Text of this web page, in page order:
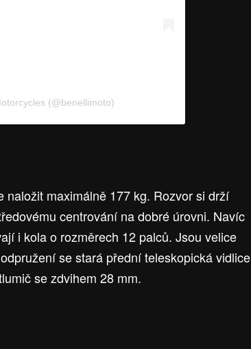
(@benellimoto)
maximálně 177 kg. Rozvor si drží
centrování na dobré úrovni. Navíc
i kola o rozměrech 12 palců. Jsou velice
se stará přední teleskopická vidlice
se zdvihem 28 mm.